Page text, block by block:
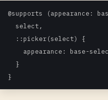
@supports (appearance:
  select,
  ::picker(select) {
appearance: base-
  }
}